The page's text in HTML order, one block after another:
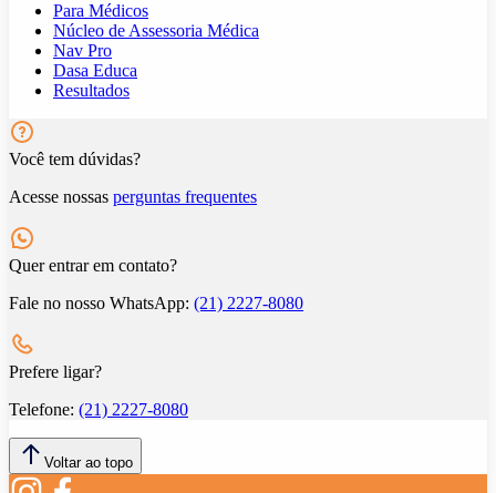
Para Médicos
Núcleo de Assessoria Médica
Nav Pro
Dasa Educa
Resultados
Você tem dúvidas?
Acesse nossas perguntas frequentes
Quer entrar em contato?
Fale no nosso WhatsApp: (21) 2227-8080
Prefere ligar?
Telefone: (21) 2227-8080
Voltar ao topo